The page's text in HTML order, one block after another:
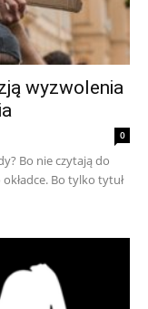
wyzwolenia
0
Bo nie czytają do
Bo tylko tytuł